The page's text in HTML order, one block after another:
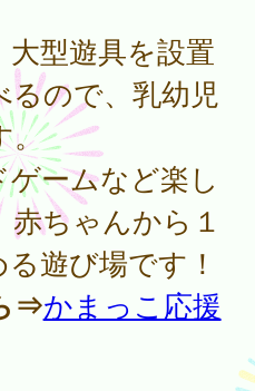
型遊具を設置
るので、乳幼児
。
ームなど楽し
ちゃんから１
遊び場です！
⇒かまっこ応援